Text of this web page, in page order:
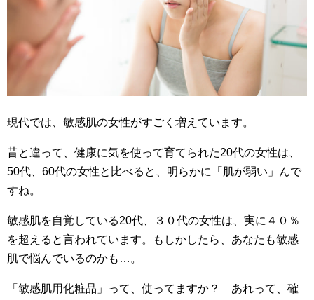
現代では、敏感肌の女性がすごく増えています。
昔と違って、健康に気を使って育てられた20代の女性は、
50代、60代の女性と比べると、明らかに「肌が弱い」んで
すね。
敏感肌を自覚している20代、３０代の女性は、実に４０％
を超えると言われています。もしかしたら、あなたも敏感
肌で悩んでいるのかも…。
「敏感肌用化粧品」って、使ってますか？ あれって、確